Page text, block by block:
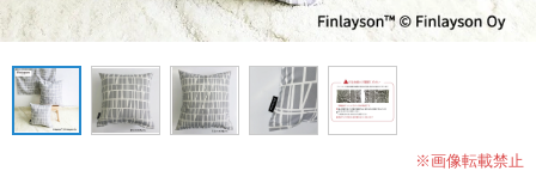
※画像転載禁止